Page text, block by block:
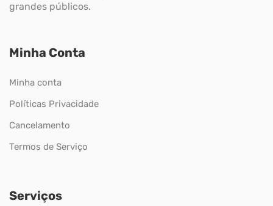
grandes públicos.
Minha Conta
Minha conta
Políticas Privacidade
Cancelamento
Termos de Serviço
Serviços